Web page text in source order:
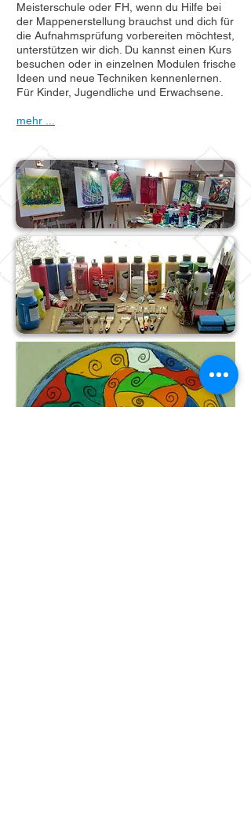
Meisterschule oder FH, wenn du Hilfe bei
der Mappenerstellung brauchst und dich für
die Aufnahmsprüfung vorbereiten möchtest,
unterstützen wir dich. Du kannst einen Kurs
besuchen oder in einzelnen Modulen frische
Ideen und neue Techniken kennenlernen.
Für Kinder, Jugendliche und Erwachsene.
mehr ...